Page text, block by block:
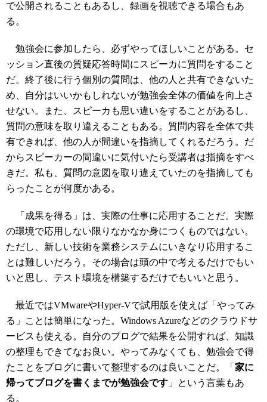
で公開されることもあるし、録画を視聴できる場合もあ
る。
勉強会に参加したら、必ずやってほしいことがある。セ
ッション直後の質疑応答時間にスピーカに質問をすること
だ。終了後に行う個別の質問は、他の人と共有できないた
め、自分はいいかもしれないが勉強会全体の価値を向上さ
せない。また、スピーカも思い違いをすることがあるし、
質問の意味を取り違えることもある。質問内容を全体で共
有できれば、他の人が間違いを指摘してくれるだろう。だ
からスピーカーの間違いに気付いたら受講者は指摘をすべ
きだ。私も、質問の意図を取り違えていたのを指摘しても
らったことが何度かある。
「成果を得る」は、実際の仕事に応用することだ。実際
の環境で応用しない限りなかなか身につくものではない。
ただし、新しい技術を業務システムにいきなり応用するこ
とは難しいだろう。その場合は頭の中で考えるだけでもい
いと思し、テスト環境を構築するだけでもいいと思う。
最近ではVMwareやHyper-Vで試用版を使えば「やってみ
る」ことは簡単になった。Windows Azureなどのクラウドサ
ービスも使える。自分のブログで結果を公開すれば、知識
の整理もできてなお良い。やってみなくても、勉強会で得
たことをブログに書いて整理するのは良いことだ。「 家に
帰ってブログを書くまでが勉強会です 」という言葉もあ
る。